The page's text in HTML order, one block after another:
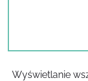
Wyświetlanie